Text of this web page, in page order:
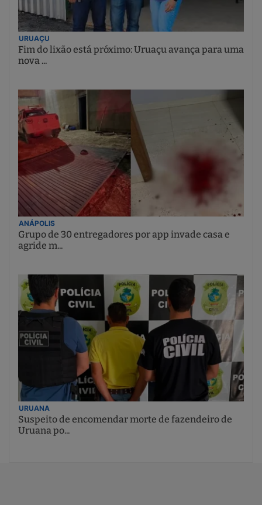
URUAÇU
Fim do lixão está próximo: Uruaçu avança para uma
nova ...
ANÁPOLIS
Grupo de 30 entregadores por app invade casa e
agride m...
URUANA
Suspeito de encomendar morte de fazendeiro de
Uruana po...